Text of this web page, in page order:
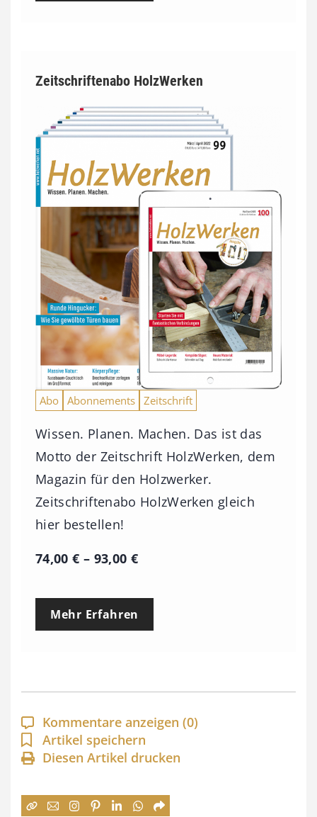
Zeitschriftenabo HolzWerken
Abo Abonnements Zeitschrift
Wissen. Planen. Machen. Das ist das
Motto der Zeitschrift HolzWerken, dem
Magazin für den Holzwerker.
Zeitschriftenabo HolzWerken gleich
hier bestellen!
74,00€ – 93,00 €P
e
p
a
n
n
:
Mehr Erfahren
Kommentare anzeigen (0)
Artikel speichern
Diesen Artikel drucken